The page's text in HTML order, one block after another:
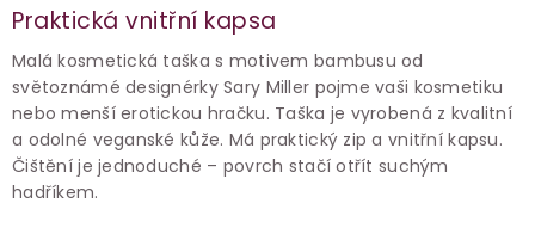
Praktická vnitřní kapsa
Malá kosmetická taška s motivem bambusu od
světoznámé designérky Sary Miller pojme vaši kosmetiku
nebo menší erotickou hračku. Taška je vyrobená z kvalitní
a odolné veganské kůže. Má praktický zip a vnitřní kapsu.
Čištění je jednoduché – povrch stačí otřít suchým
hadříkem.